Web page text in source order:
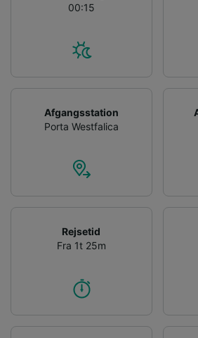
00:15
Afgangsstation
Porta Westfalica
Rejsetid
Fra 1t 25m